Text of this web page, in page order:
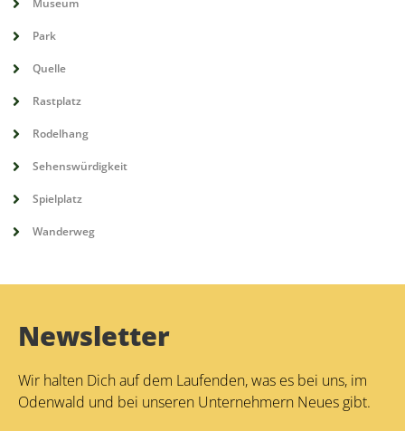
Museum
Park
Quelle
Rastplatz
Rodelhang
Sehenswürdigkeit
Spielplatz
Wanderweg
Newsletter
Wir halten Dich auf dem Laufenden, was es bei uns, im
Odenwald und bei unseren Unternehmern Neues gibt.